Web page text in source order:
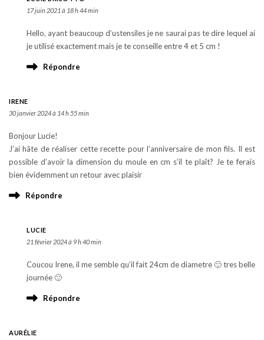
17 juin 2021 à 18 h 44 min
Hello, ayant beaucoup d’ustensiles je ne saurai pas te dire lequel ai
je utilisé exactement mais je te conseille entre 4 et 5 cm !
Répondre
IRENE
30 janvier 2024 à 14 h 55 min
Bonjour Lucie!
J’ai hâte de réaliser cette recette pour l’anniversaire de mon fils. Il est
possible d’avoir la dimension du moule en cm s’il te plaît? Je te ferais
bien évidemment un retour avec plaisir
Répondre
LUCIE
21 février 2024 à 9 h 40 min
Coucou Irene, il me semble qu’il fait 24cm de diametre 🙂 tres belle
journée 🙂
Répondre
AURÉLIE